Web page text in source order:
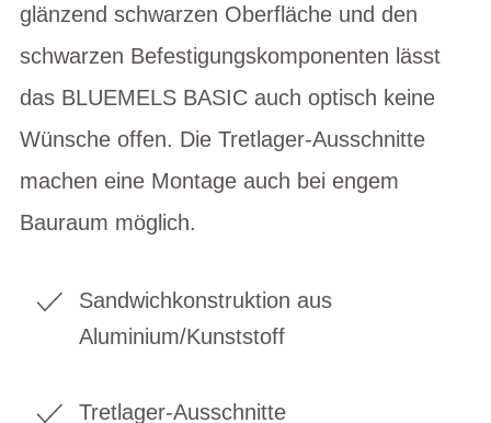
glänzend schwarzen Oberfläche und den
schwarzen Befestigungskomponenten lässt
das BLUEMELS BASIC auch optisch keine
Wünsche offen. Die Tretlager-Ausschnitte
machen eine Montage auch bei engem
Bauraum möglich.
Sandwichkonstruktion aus
Aluminium/Kunststoff
Tretlager-Ausschnitte